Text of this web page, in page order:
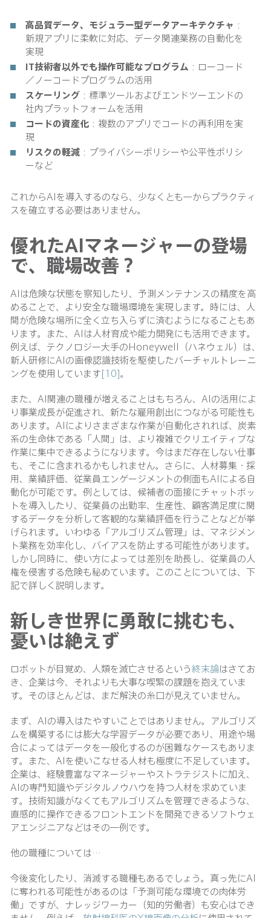
高品質データ、モジュラー型データアーキテクチャ ：
新規アプリに柔軟に対応、データ関連業務の自動化を
実現
IT技術者以外でも操作可能なプログラム ：ローコード
／ノーコードプログラムの活用
スケーリング ：標準ツールおよびエンドツーエンドの
社内プラットフォームを活用
コードの資産化 ：複数のアプリでコードの再利用を実
現
リスクの軽減 ：プライバシーポリシーや公平性ポリシ
ーなど
これからAIを導入するのなら、少なくとも一からプラクティ
スを確立する必要はありません。
優れたAIマネージャーの登場
で、職場改善？
AIは危険な状態を察知したり、予測メンテナンスの精度を高
めることで、より安全な職場環境を実現します。時には、人
間が危険な場所に全く立ち入らずに済むようになることもあ
ります。また、AIは人材育成や能力開発にも活用できます。
例えば、テクノロジー大手のHoneywell（ハネウェル）は、
新人研修にAIの画像認識技術を駆使したバーチャルトレーニ
ングを使用しています[10]。
また、AI関連の職種が増えることはもちろん、AIの活用によ
り事業成長が促進され、新たな雇用創出につながる可能性も
あります。AIによりさまざまな作業が自動化されれば、炭素
系の生命体である「人間」は、より複雑でクリエイティブな
作業に集中できるようになります。今はまだ存在しない仕事
も、そこに含まれるかもしれません。さらに、人材募集・採
用、業績評価、従業員エンゲージメントの側面もAIによる自
動化が可能です。例としては、候補者の面接にチャットボッ
トを導入したり、従業員の出勤率、生産性、顧客満足度に関
するデータを分析して客観的な業績評価を行うことなどが挙
げられます。いわゆる「アルゴリズム管理」は、マネジメン
ト業務を効率化し、バイアスを防止する可能性があります。
しかし同時に、使い方によっては差別を助長し、従業員の人
権を侵害する危険も秘めています。このことについては、下
記で詳しく説明します。
新しき世界に勇敢に挑むも、
憂いは絶えず
ロボットが目覚め、人類を滅亡させるという終末論はさてお
き、企業は今、それよりも大事な喫緊の課題を抱えていま
す。そのほとんどは、まだ解決の糸口が見えていません。
まず、AIの導入はたやすいことではありません。アルゴリズ
ムを構築するには膨大な学習データが必要であり、用途や場
合によってはデータを一般化するのが困難なケースもありま
す。また、AIを使いこなせる人材も極度に不足しています。
企業は、経験豊富なマネージャーやストラテジストに加え、
AIの専門知識やデジタルノウハウを持つ人材を求めていま
す。技術知識がなくてもアルゴリズムを管理できるような、
直感的に操作できるフロントエンドを開発できるソフトウェ
アエンジニアなどはその一例です。
他の職種については…
今後変化したり、消滅する職種もあるでしょう。真っ先にAI
に奪われる可能性があるのは「予測可能な環境での肉体労
働」ですが、ナレッジワーカー（知的労働者）も安心はでき